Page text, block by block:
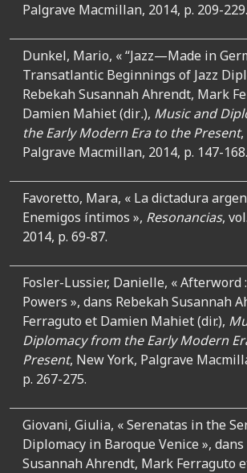
Palgrave Macmillan, 2014, p. 209-229.
Dunkel, Mario, « “Jazz—Made in
Transatlantic Beginnings of Jazz
Rebekah Susannah Ahrendt, Mark
Damien Mahiet (dir.), Music and
the Early Modern Era to the Present,
Palgrave Macmillan, 2014, p. 147-168.
Favoretto, Mara, « La dictadura
Enemigos íntimos », Resonancias,
2014, p. 69-87.
Fosler-Lussier, Danielle, « Afterword :
Powers », dans Rebekah Susannah
Ferraguto et Damien Mahiet (dir.),
Diplomacy from the Early Modern
Present, New York, Palgrave
p. 267-275.
Giovani, Giulia, « Serenatas in the
Diplomacy in Baroque Venice », dans
Susannah Ahrendt, Mark Ferraguto